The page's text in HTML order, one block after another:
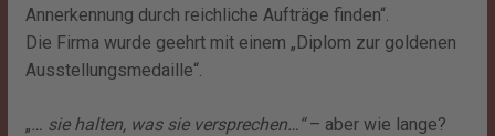
Annerkennung durch reichliche Aufträge finden“.
Die Firma wurde geehrt mit einem „Diplom zur goldenen
Ausstellungsmedaille“.
„… sie halten, was sie versprechen…“– aber wie lange?